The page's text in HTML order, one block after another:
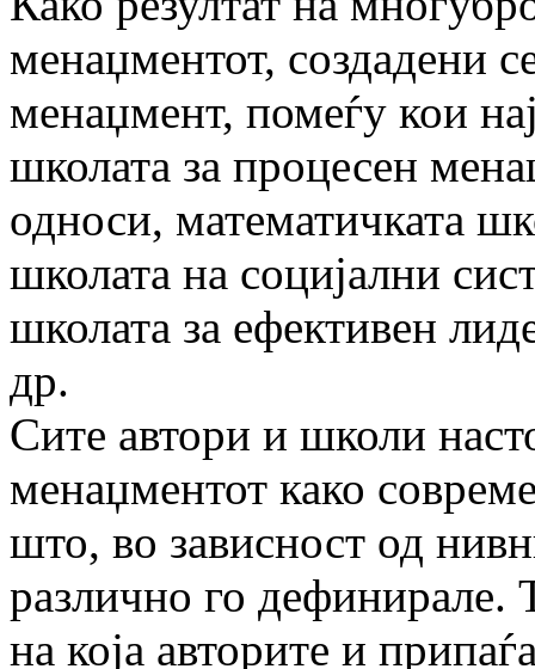
менаџментот, создадени
менаџмент, помеѓу кои
школата за процесен
односи, математичката
школата на социјални
школата за ефективен
др.
Сите автори и школи
менаџментот како
што, во зависност од
различно го дефинирале.
на која авторите и